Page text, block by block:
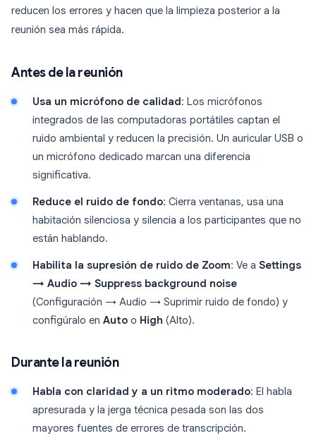
reducen los errores y hacen que la limpieza posterior a la
reunión sea más rápida.
Antes de la reunión
Usa un micrófono de calidad : Los micrófonos
integrados de las computadoras portátiles captan el
ruido ambiental y reducen la precisión. Un auricular USB o
un micrófono dedicado marcan una diferencia
significativa.
Reduce el ruido de fondo: Cierra ventanas, usa una
habitación silenciosa y silencia a los participantes que no
están hablando.
Habilita la supresión de ruido de Zoom: Ve a Settings
→ Audio → Suppress background noise
(Configuración → Audio → Suprimir ruido de fondo) y
configúralo en Auto o High (Alto).
Durante la reunión
Habla con claridad y a un ritmo moderado: El habla
apresurada y la jerga técnica pesada son las dos
mayores fuentes de errores de transcripción.